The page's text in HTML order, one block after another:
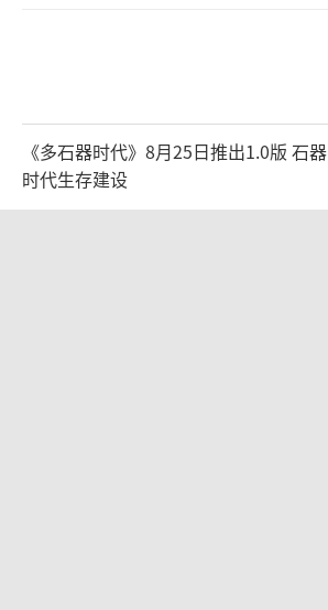
《多石器时代》8月25日推出1.0版 石器
时代生存建设
2026-07-22 10:33:56